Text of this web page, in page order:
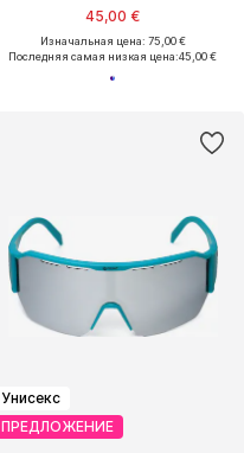
45,00 €
Изначальная цена: 75,00 €
Последняя самая низкая цена:45,00 €
Унисекс
ПРЕДЛОЖЕНИЕ